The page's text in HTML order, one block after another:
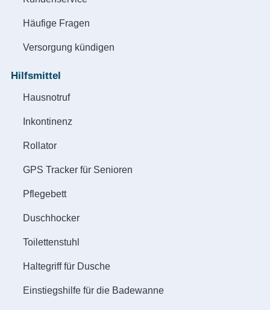
Häufige Fragen
Versorgung kündigen
Hilfsmittel
Hausnotruf
Inkontinenz
Rollator
GPS Tracker für Senioren
Pflegebett
Duschhocker
Toilettenstuhl
Haltegriff für Dusche
Einstiegshilfe für die Badewanne